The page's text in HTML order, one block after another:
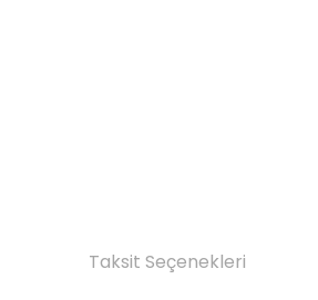
Taksit Seçenekleri